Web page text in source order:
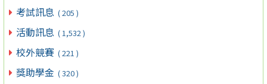
考試訊息 ( 205 )
活動訊息 ( 1,532 )
校外競賽 ( 221 )
獎助學金 ( 320 )